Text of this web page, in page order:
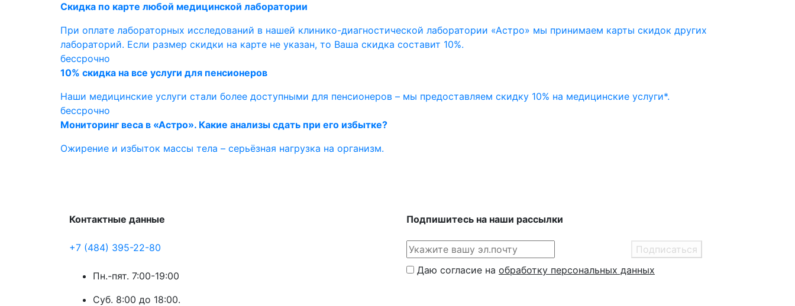
Скидка по карте любой медицинской лаборатории
При оплате лабораторных исследований в нашей клинико-диагностической лаборатории «Астро» мы принимаем карты скидок других
лабораторий. Если размер скидки на карте не указан, то Ваша скидка составит 10%.
бессрочно
10% скидка на все услуги для пенсионеров
Наши медицинские услуги стали более доступными для пенсионеров – мы предоставляем скидку 10% на медицинские услуги*.
бессрочно
Мониторинг веса в «Астро». Какие анализы сдать при его избытке?
Ожирение и избыток массы тела – серьёзная нагрузка на организм.
Контактные данные
+7 (484) 395-22-80
Пн.-пят. 7:00-19:00
Суб. 8:00 до 18:00.
Подпишитесь на наши рассылки
Подписаться
Даю согласие на обработку персональных данных